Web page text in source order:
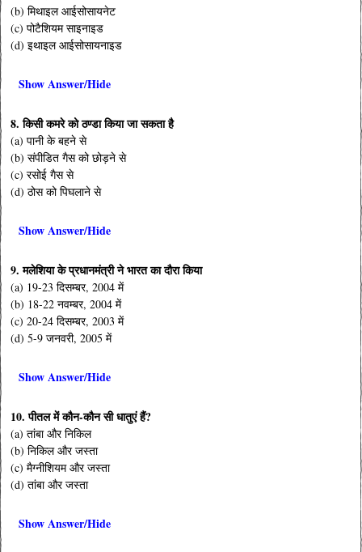
(b) मिथाइल आईसोसायनेट
(c) पोटैशियम साइनाइड
(d) इथाइल आईसोसायनाइड
Show Answer/Hide
8. किसी कमरे को ठण्डा किया जा सकता है
(a) पानी के बहने से
(b) संपीडित गैस को छोड़ने से
(c) रसोई गैस से
(d) ठोस को पिघलाने से
Show Answer/Hide
9. मलेशिया के प्रधानमंत्री ने भारत का दौरा किया
(a) 19-23 दिसम्बर, 2004 में
(b) 18-22 नवम्बर, 2004 में
(c) 20-24 दिसम्बर, 2003 में
(d) 5-9 जनवरी, 2005 में
Show Answer/Hide
10. पीतल में कौन-कौन सी धातुएं हैं?
(a) तांबा और निकिल
(b) निकिल और जस्ता
(c) मैग्नीशियम और जस्ता
(d) तांबा और जस्ता
Show Answer/Hide